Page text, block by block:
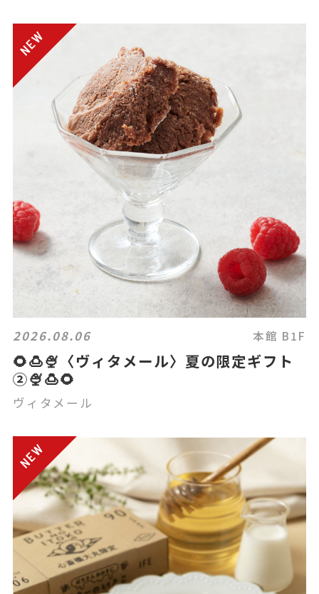
2026.08.06 本館 B1F
🌻🍮🍨〈ヴィタメール〉夏の限定ギフト
②🍨🍮🌻
ヴィタメール